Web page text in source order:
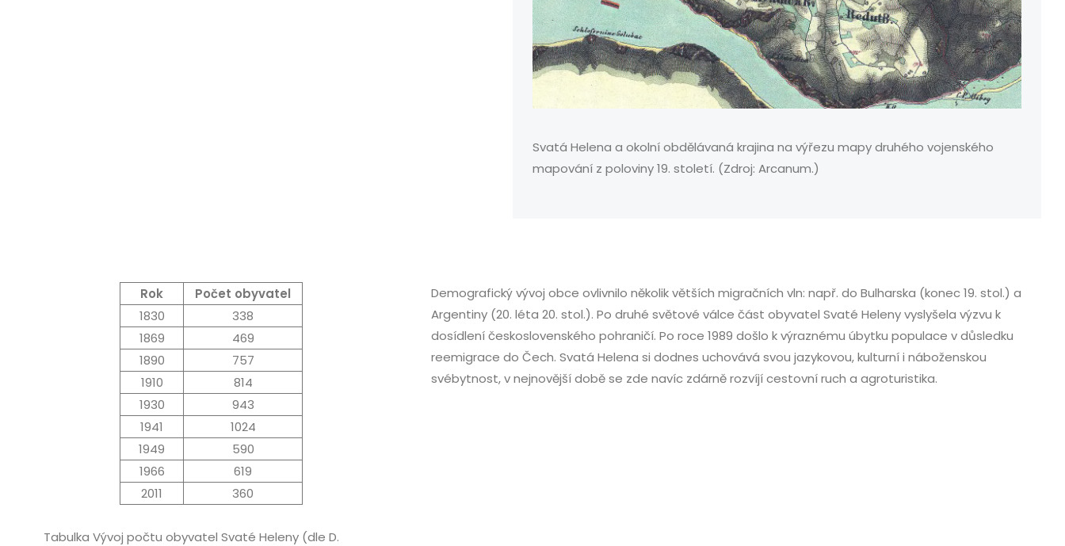
Svatá Helena a okolní obdělávaná krajina na výřezu mapy druhého vojenského
mapování z poloviny 19. století. (Zdroj: Arcanum.)
Rok
Počet obyvatel
1830
338
1869
469
1890
757
1910
814
1930
943
1941
1024
1949
590
1966
619
2011
360
Tabulka Vývoj počtu obyvatel Svaté Heleny (dle D.
Demografický vývoj obce ovlivnilo několik větších migračních vln: např. do Bulharska (konec 19. stol.) a
Argentiny (20. léta 20. stol.). Po druhé světové válce část obyvatel Svaté Heleny vyslyšela výzvu k
dosídlení československého pohraničí. Po roce 1989 došlo k výraznému úbytku populace v důsledku
reemigrace do Čech. Svatá Helena si dodnes uchovává svou jazykovou, kulturní i náboženskou
svébytnost, v nejnovější době se zde navíc zdárně rozvíjí cestovní ruch a agroturistika.